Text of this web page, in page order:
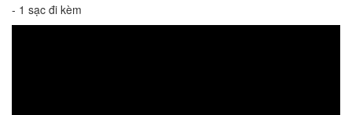
- 1 sạc đi kèm